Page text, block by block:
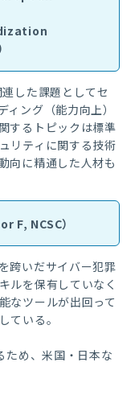
した課題としてセ
ング（能力向上）
するトピックは標準
リティに関する技術
向に精通した人材も
NCSC）
跨いだサイバー犯罪
ルを保有していなく
なツールが出回って
ている。
ため、米国・日本な